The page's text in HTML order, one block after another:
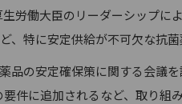
労働大臣のリーダーシップ
、特に安定供給が不可欠な抗菌
品の安定確保策に関する会議
件に追加されるなど、取り組